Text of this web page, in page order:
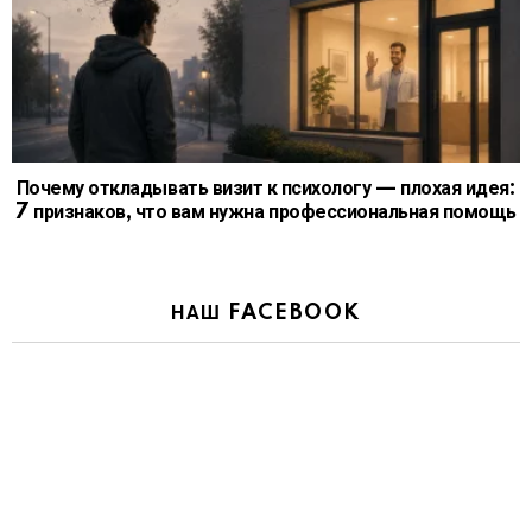
Почему откладывать визит к психологу — плохая идея:
7 признаков, что вам нужна профессиональная помощь
НАШ FACEBOOK